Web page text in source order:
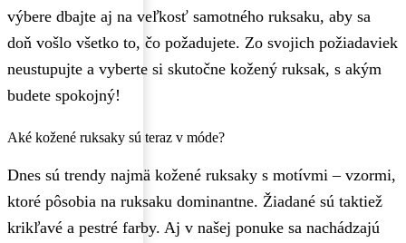
výbere dbajte aj na veľkosť samotného ruksaku, aby sa
doň vošlo všetko to, čo požadujete. Zo svojich požiadaviek
neustupujte a vyberte si skutočne kožený ruksak, s akým
budete spokojný!
Aké kožené ruksaky sú teraz v móde?
Dnes sú trendy najmä kožené ruksaky s motívmi – vzormi,
ktoré pôsobia na ruksaku dominantne. Žiadané sú taktiež
krikľavé a pestré farby. Aj v našej ponuke sa nachádzajú